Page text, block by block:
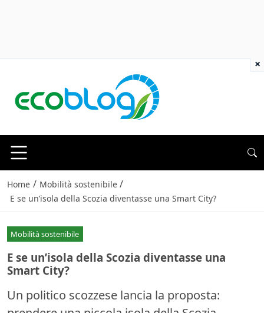
Home / Mobilità sostenibile /
E se un’isola della Scozia diventasse una Smart City?
Mobilità sostenibile
E se un’isola della Scozia diventasse una
Smart City?
Un politico scozzese lancia la proposta:
×